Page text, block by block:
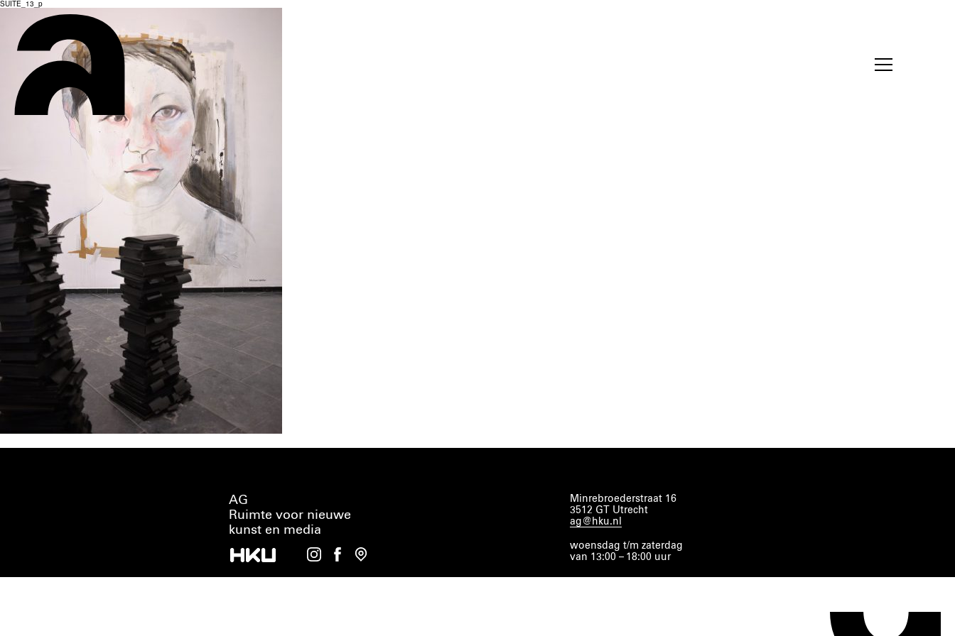
SUITE_13_p
AG
Ruimte voor nieuwe
kunst en media
Minrebroederstraat 16
3512 GT Utrecht
ag@hku.nl
woensdag t/m zaterdag
van 13:00 – 18:00 uur